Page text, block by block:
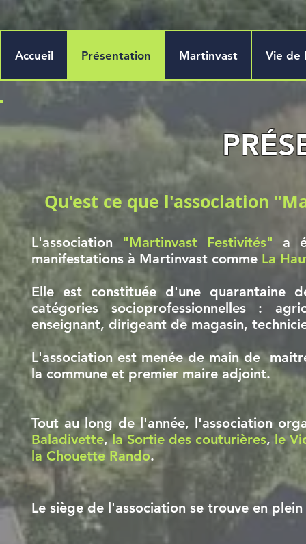
Accueil Présentation Martinvast Vie de
Qu'est ce que l'association
L'association "Martinvast Festivités" a
manifestations à Martinvast comme La
Elle est constituée d'une quarantaine
catégories socioprofessionnelles :
enseignant, dirigeant de magasin,
L'association est menée de main de
la commune et premier maire adjoint.
Tout au long de l'année, l'association
Baladivette,la Sortie des couturières,le
la Chouette Rando.
Le siège de l'association se trouve en